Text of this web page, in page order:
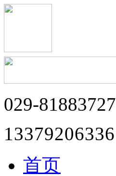
029-81883727
13379206336
首页